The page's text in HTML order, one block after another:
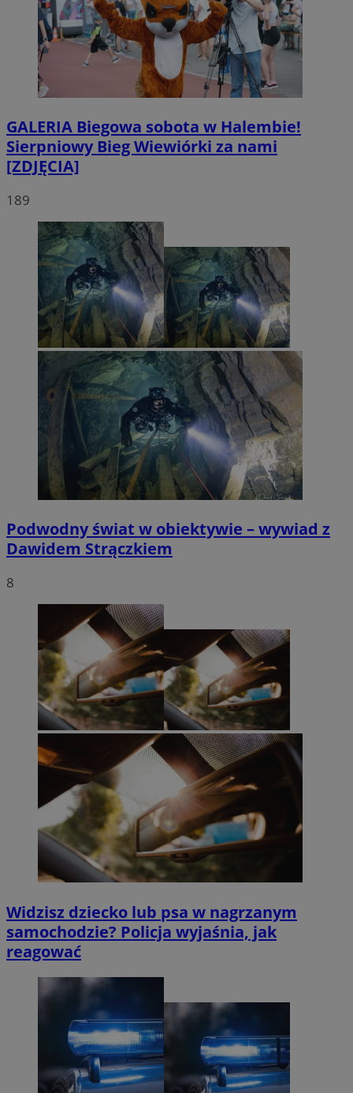
GALERIA Biegowa sobota w Halembie!
Sierpniowy Bieg Wiewiórki za nami
[ZDJĘCIA]
189
Podwodny świat w obiektywie – wywiad z
Dawidem Strączkiem
8
Widzisz dziecko lub psa w nagrzanym
samochodzie? Policja wyjaśnia, jak
reagować